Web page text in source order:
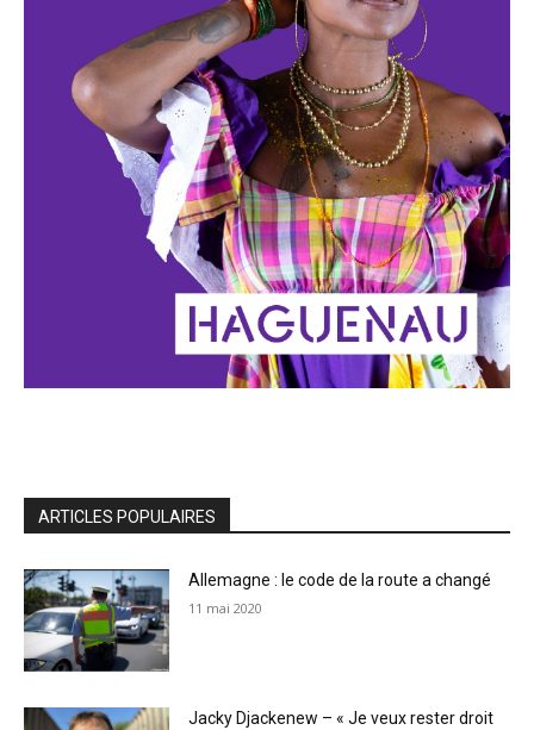
ARTICLES POPULAIRES
Allemagne : le code de la route a changé
11 mai 2020
Jacky Djackenew – « Je veux rester droit